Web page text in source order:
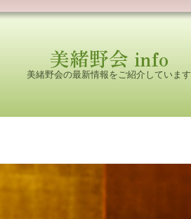
美緒野会 info
美緒野会の最新情報をご紹介しています